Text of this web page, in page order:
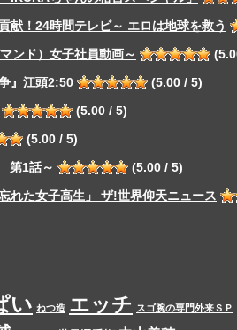
献！24時間テレビ～ エロは地球を救う
ンド）女子社員動画～
』江頭2:50
(5.00 / 5)
(5.00 / 5)
(5.00 / 5)
第1話～
(5.00 / 5)
れた女子高生」 ザ!世界仰天ニュース
い ねつ造 エッチ スゴ腕の専門外来ＳＰ